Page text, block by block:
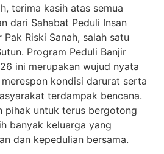
terima kasih atas semua
dari Sahabat Peduli Insan
Pak Riski Sanah, salah satu
Program Peduli Banjir
ini merupakan wujud nyata
kondisi darurat serta
terdampak bencana.
pihak untuk terus bergotong
banyak keluarga yang
dan kepedulian bersama.